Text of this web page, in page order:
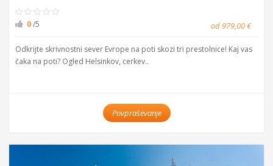
0/5 od 979,00 €
Odkrijte skrivnostni sever Evrope na poti skozi tri prestolnice! Kaj vas
čaka na poti? Ogled Helsinkov, cerkev..
Povpraševanje